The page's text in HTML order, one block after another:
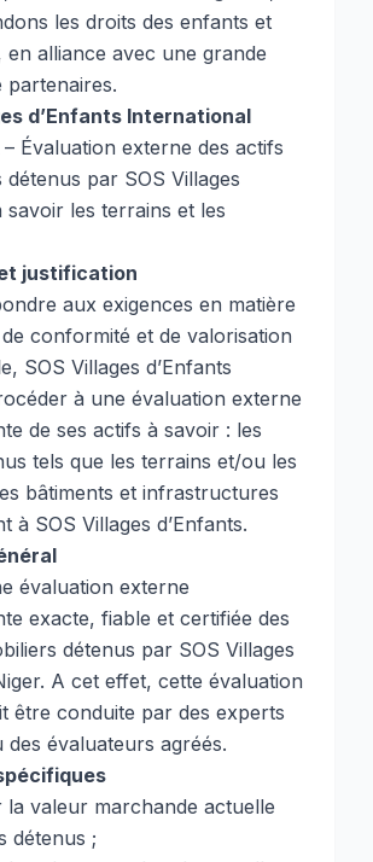
les droits des enfants et
en alliance avec une grande
partenaires.
d’Enfants International
Évaluation externe des actifs
détenus par SOS Villages
savoir les terrains et les
justification
aux exigences en matière
conformité et de valorisation
SOS Villages d’Enfants
à une évaluation externe
de ses actifs à savoir : les
tels que les terrains et/ou les
bâtiments et infrastructures
à SOS Villages d’Enfants.
évaluation externe
exacte, fiable et certifiée des
détenus par SOS Villages
A cet effet, cette évaluation
être conduite par des experts
des évaluateurs agréés.
la valeur marchande actuelle
détenus ;